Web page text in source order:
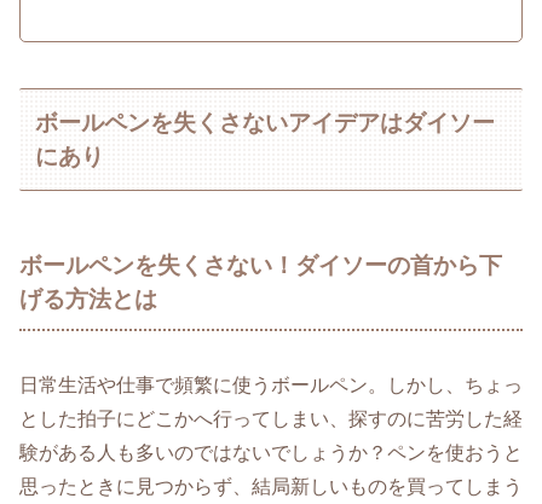
ボールペンを失くさないアイデアはダイソー
にあり
ボールペンを失くさない！ダイソーの首から下
げる方法とは
日常生活や仕事で頻繁に使うボールペン。しかし、ちょっ
とした拍子にどこかへ行ってしまい、探すのに苦労した経
験がある人も多いのではないでしょうか？ペンを使おうと
思ったときに見つからず、結局新しいものを買ってしまう